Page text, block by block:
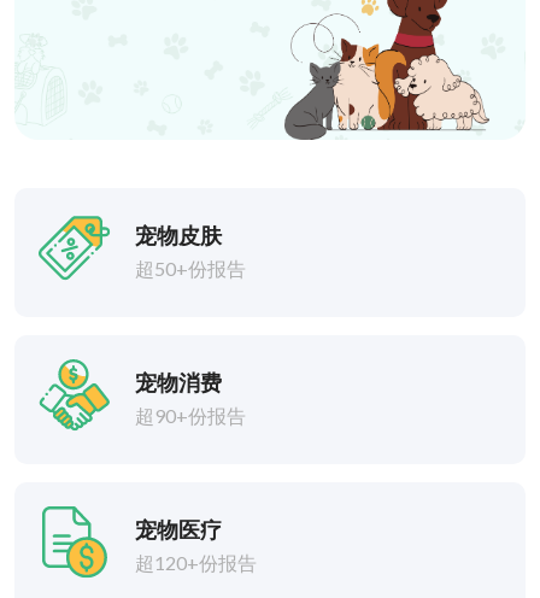
宠物皮肤
超50+份报告
宠物消费
超90+份报告
宠物医疗
超120+份报告